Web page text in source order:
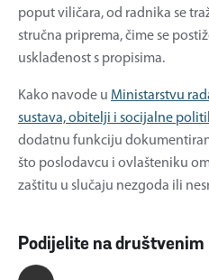
poput viličara, od radnika se
stručna priprema, čime se
usklađenost s propisima.
Kako navode u Ministarstvu
sustava, obitelji i socijalne
dodatnu funkciju
što poslodavcu i ovlašteniku
zaštitu u slučaju nezgoda ili
Podijelite na